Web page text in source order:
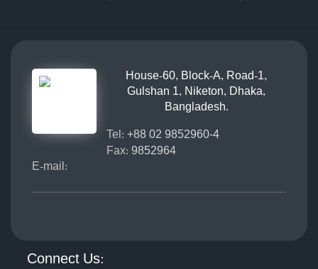
House-60, Block-A, Road-1,
Gulshan 1, Niketon, Dhaka,
Bangladesh.
Tel: +88 02 9852960-4
Fax: 9852964
E-mail:
Connect Us: